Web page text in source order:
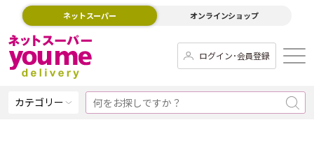
ネットスーパー オンラインショップ
ログイン･会員登録
カテゴリー